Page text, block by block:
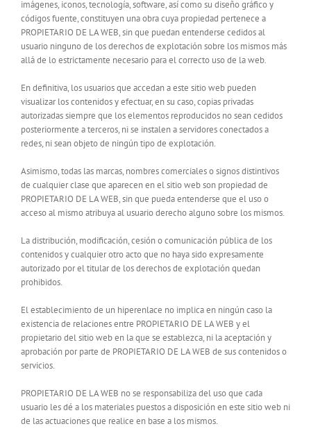
imágenes, iconos, tecnología, software, así como su diseño gráfico y
códigos fuente, constituyen una obra cuya propiedad pertenece a
PROPIETARIO DE LA WEB, sin que puedan entenderse cedidos al
usuario ninguno de los derechos de explotación sobre los mismos más
allá de lo estrictamente necesario para el correcto uso de la web.
En definitiva, los usuarios que accedan a este sitio web pueden
visualizar los contenidos y efectuar, en su caso, copias privadas
autorizadas siempre que los elementos reproducidos no sean cedidos
posteriormente a terceros, ni se instalen a servidores conectados a
redes, ni sean objeto de ningún tipo de explotación.
Asimismo, todas las marcas, nombres comerciales o signos distintivos
de cualquier clase que aparecen en el sitio web son propiedad de
PROPIETARIO DE LA WEB, sin que pueda entenderse que el uso o
acceso al mismo atribuya al usuario derecho alguno sobre los mismos.
La distribución, modificación, cesión o comunicación pública de los
contenidos y cualquier otro acto que no haya sido expresamente
autorizado por el titular de los derechos de explotación quedan
prohibidos.
El establecimiento de un hiperenlace no implica en ningún caso la
existencia de relaciones entre PROPIETARIO DE LA WEB y el
propietario del sitio web en la que se establezca, ni la aceptación y
aprobación por parte de PROPIETARIO DE LA WEB de sus contenidos o
servicios.
PROPIETARIO DE LA WEB no se responsabiliza del uso que cada
usuario les dé a los materiales puestos a disposición en este sitio web ni
de las actuaciones que realice en base a los mismos.